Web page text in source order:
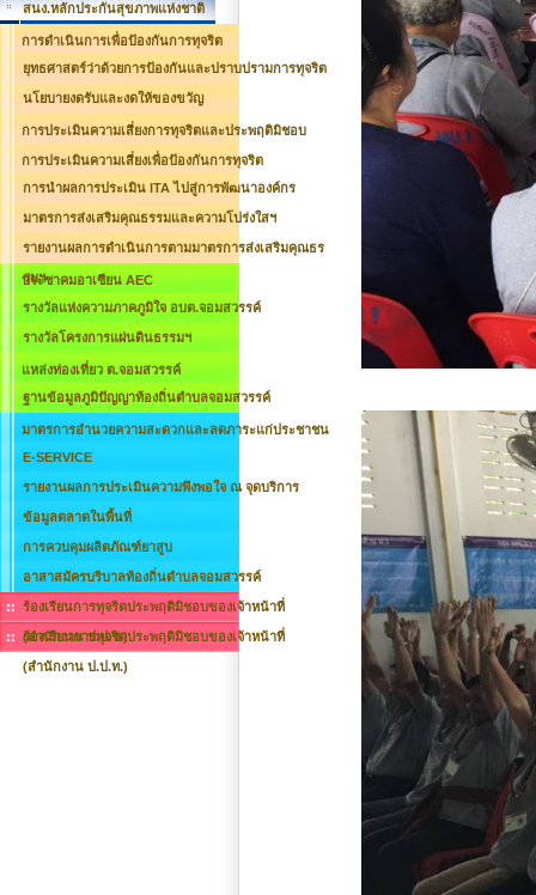
สนง.หลักประกันสุขภาพแห่งชาติ
การดำเนินการเพื่อป้องกันการทุจริต
ยุทธศาสตร์ว่าด้วยการป้องกันและปราบปรามการทุจริต
นโยบายงดรับและงดให้ของขวัญ
การประเมินความเสี่ยงการทุจริตและประพฤติมิชอบ
การประเมินความเสี่ยงเพื่อป้องกันการทุจริต
การนำผลการประเมิน ITA ไปสู่การพัฒนาองค์กร
มาตรการส่งเสริมคุณธรรมและความโปร่งใสฯ
รายงานผลการดำเนินการตามมาตรการส่งเสริมคุณธร
รมฯ
ประชาคมอาเซียน AEC
รางวัลแห่งความภาคภูมิใจ อบต.จอมสวรรค์
รางวัลโครงการแผ่นดินธรรมฯ
แหล่งท่องเที่ยว ต.จอมสวรรค์
ฐานข้อมูลภูมิปัญญาท้องถิ่นตำบลจอมสวรรค์
มาตรการอำนวยความสะดวกและลดภาระแก่ประชาชน
E-SERVICE
รายงานผลการประเมินความพึงพอใจ ณ จุดบริการ
ข้อมูลตลาดในพื้นที่
การควบคุมผลิตภัณฑ์ยาสูบ
อาสาสมัครบริบาลท้องถิ่นตำบลจอมสวรรค์
ร้องเรียนการทุจริตประพฤติมิชอบของเจ้าหน้าที่
(สำนักงาน ป.ป.ช.)
ร้องเรียนการทุจริตประพฤติมิชอบของเจ้าหน้าที่
(สำนักงาน ป.ป.ท.)